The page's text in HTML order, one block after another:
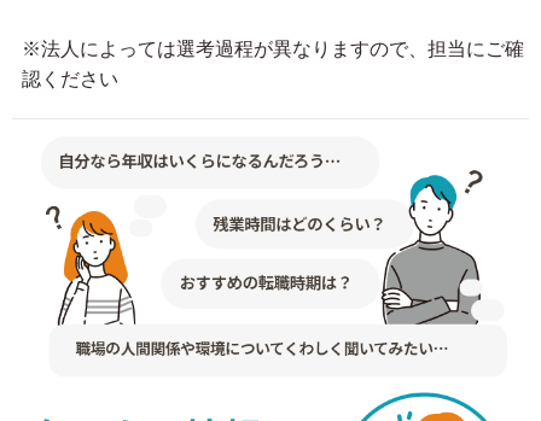
※法人によっては選考過程が異なりますので、担当にご確
認ください